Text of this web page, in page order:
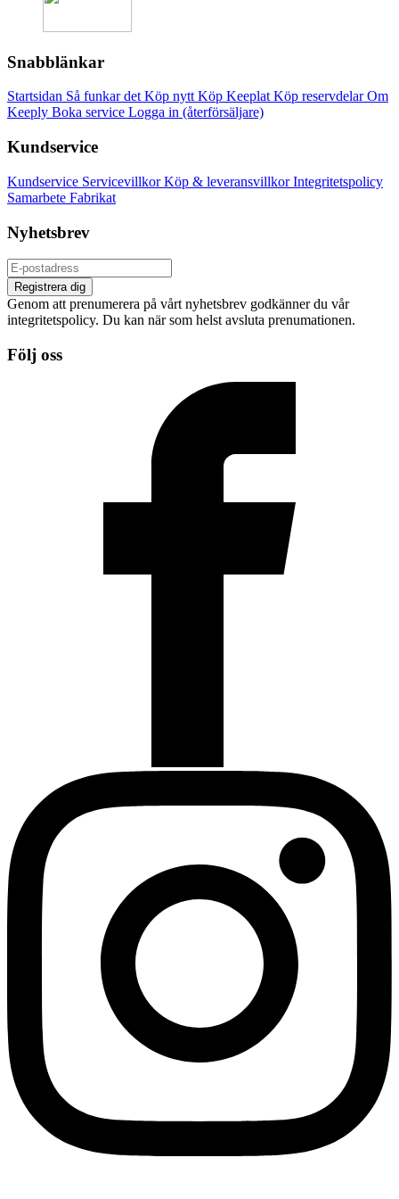
Snabblänkar
Startsidan Så funkar detKöp nyttKöp KeeplatKöp reservdelarOm
Keeply Boka service Logga in (återförsäljare)
Kundservice
Kundservice ServicevillkorKöp & leveransvillkorIntegritetspolicy
Samarbete Fabrikat
Nyhetsbrev
Registrera dig
Genom att prenumerera på vårt nyhetsbrev godkänner du vår
integritetspolicy. Du kan när som helst avsluta prenumationen.
Följ oss